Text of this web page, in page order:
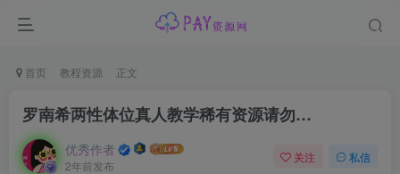
首页 教程资源 正文
罗南希两性体位真人教学稀有资源请勿…
优秀作者
2年前发布
关注 私信